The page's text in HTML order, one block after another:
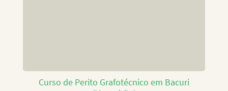
Curso de Perito Grafotécnico em Bacuri